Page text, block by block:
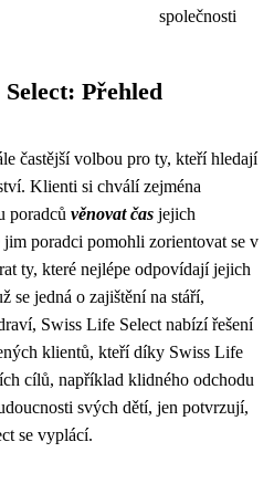
společnosti
Přehled
častější volbou pro ty, kteří hledají
Klienti si chválí zejména
poradců věnovat čas jejich
poradci pomohli zorientovat se v
ty, které nejlépe odpovídají jejich
se jedná o zajištění na stáří,
Swiss Life Select nabízí řešení
klientů, kteří díky Swiss Life
cílů, například klidného odchodu
svých dětí, jen potvrzují,
se vyplácí.